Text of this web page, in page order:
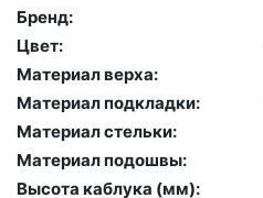
Бренд:
Цвет:
Материал верха:
Материал подкладки:
Материал стельки:
Материал подошвы:
Высота каблука (мм):